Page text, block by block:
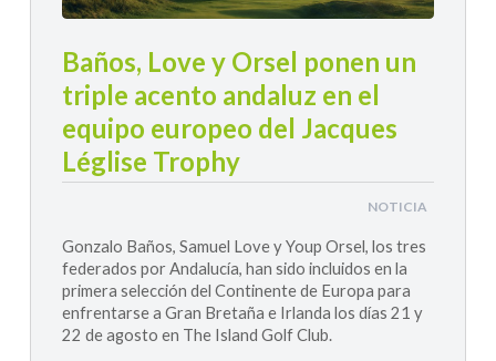
Baños, Love y Orsel ponen un
triple acento andaluz en el
equipo europeo del Jacques
Léglise Trophy
NOTICIA
Gonzalo Baños, Samuel Love y Youp Orsel, los tres
federados por Andalucía, han sido incluidos en la
primera selección del Continente de Europa para
enfrentarse a Gran Bretaña e Irlanda los días 21 y
22 de agosto en The Island Golf Club.